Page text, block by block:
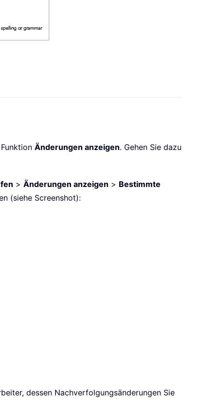
Änderungen anzeigen. Gehen Sie dazu
> Änderungen anzeigen > Bestimmte
(siehe Screenshot):
dessen Nachverfolgungsänderungen Sie